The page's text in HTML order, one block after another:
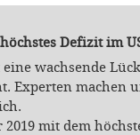
Defizit im
wachsende
Experten machen
mit dem